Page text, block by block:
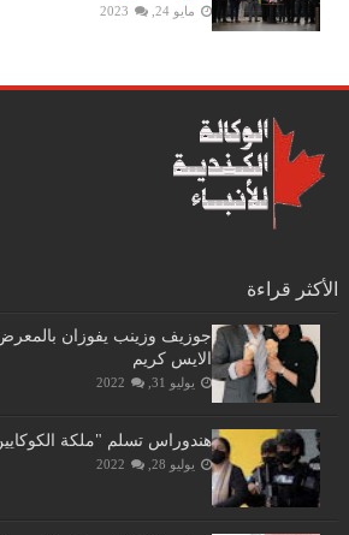
مايو 24, 2023
الأكثر قراءة
جوزيف وزينب يفوزان
الايس كريم
يوليو 31, 2022
هندوراس تسلم "ملكة
يوليو 28, 2022